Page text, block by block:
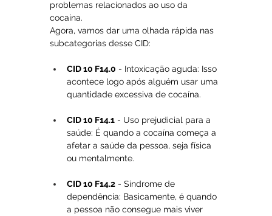
problemas relacionados ao uso da
cocaína.
Agora, vamos dar uma olhada rápida nas
subcategorias desse CID:
CID 10 F14.0 - Intoxicação aguda: Isso
acontece logo após alguém usar uma
quantidade excessiva de cocaína.
CID 10 F14.1 - Uso prejudicial para a
saúde: É quando a cocaína começa a
afetar a saúde da pessoa, seja física
ou mentalmente.
CID 10 F14.2 - Síndrome de
dependência: Basicamente, é quando
a pessoa não consegue mais viver